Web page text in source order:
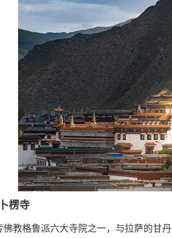
楞寺
格鲁派六大寺院之一，与拉萨的甘丹